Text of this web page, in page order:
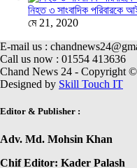
নিহত ৩ সাংবাদিক পরিবারকে
মে 21, 2020
E-mail us :
Call us now : 01554 413636
Chand News 24 - Copyright
Designed by Skill Touch IT
Editor & Publisher :
Adv. Md. Mohsin Khan
Chif Editor: Kader Palash